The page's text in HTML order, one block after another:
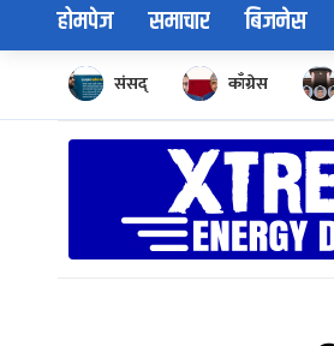
होमपेज समाचार बिजनेस
संसद् काँग्रेस